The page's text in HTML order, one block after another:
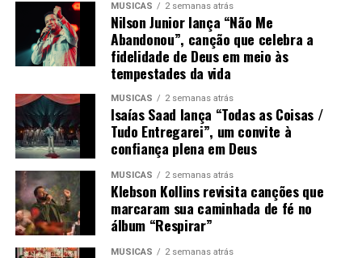
MÚSICAS 2 semanas atrás
Nilson Junior lança “Não Me
Abandonou”, canção que celebra a
fidelidade de Deus em meio às
tempestades da vida
MÚSICAS 2 semanas atrás
Isaías Saad lança “Todas as Coisas /
Tudo Entregarei”, um convite à
confiança plena em Deus
MÚSICAS 2 semanas atrás
Klebson Kollins revisita canções que
marcaram sua caminhada de fé no
álbum “Respirar”
MÚSICAS 2 semanas atrás